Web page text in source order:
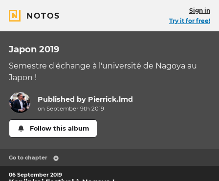
NOTOS
Sign in
Try it for free!
Japon 2019
Semestre d'échange à l'université de Nagoya au
Japon !
Published by Pierrick.lmd
on September 9th 2019
Follow this album
Go to chapter
06 September 2019